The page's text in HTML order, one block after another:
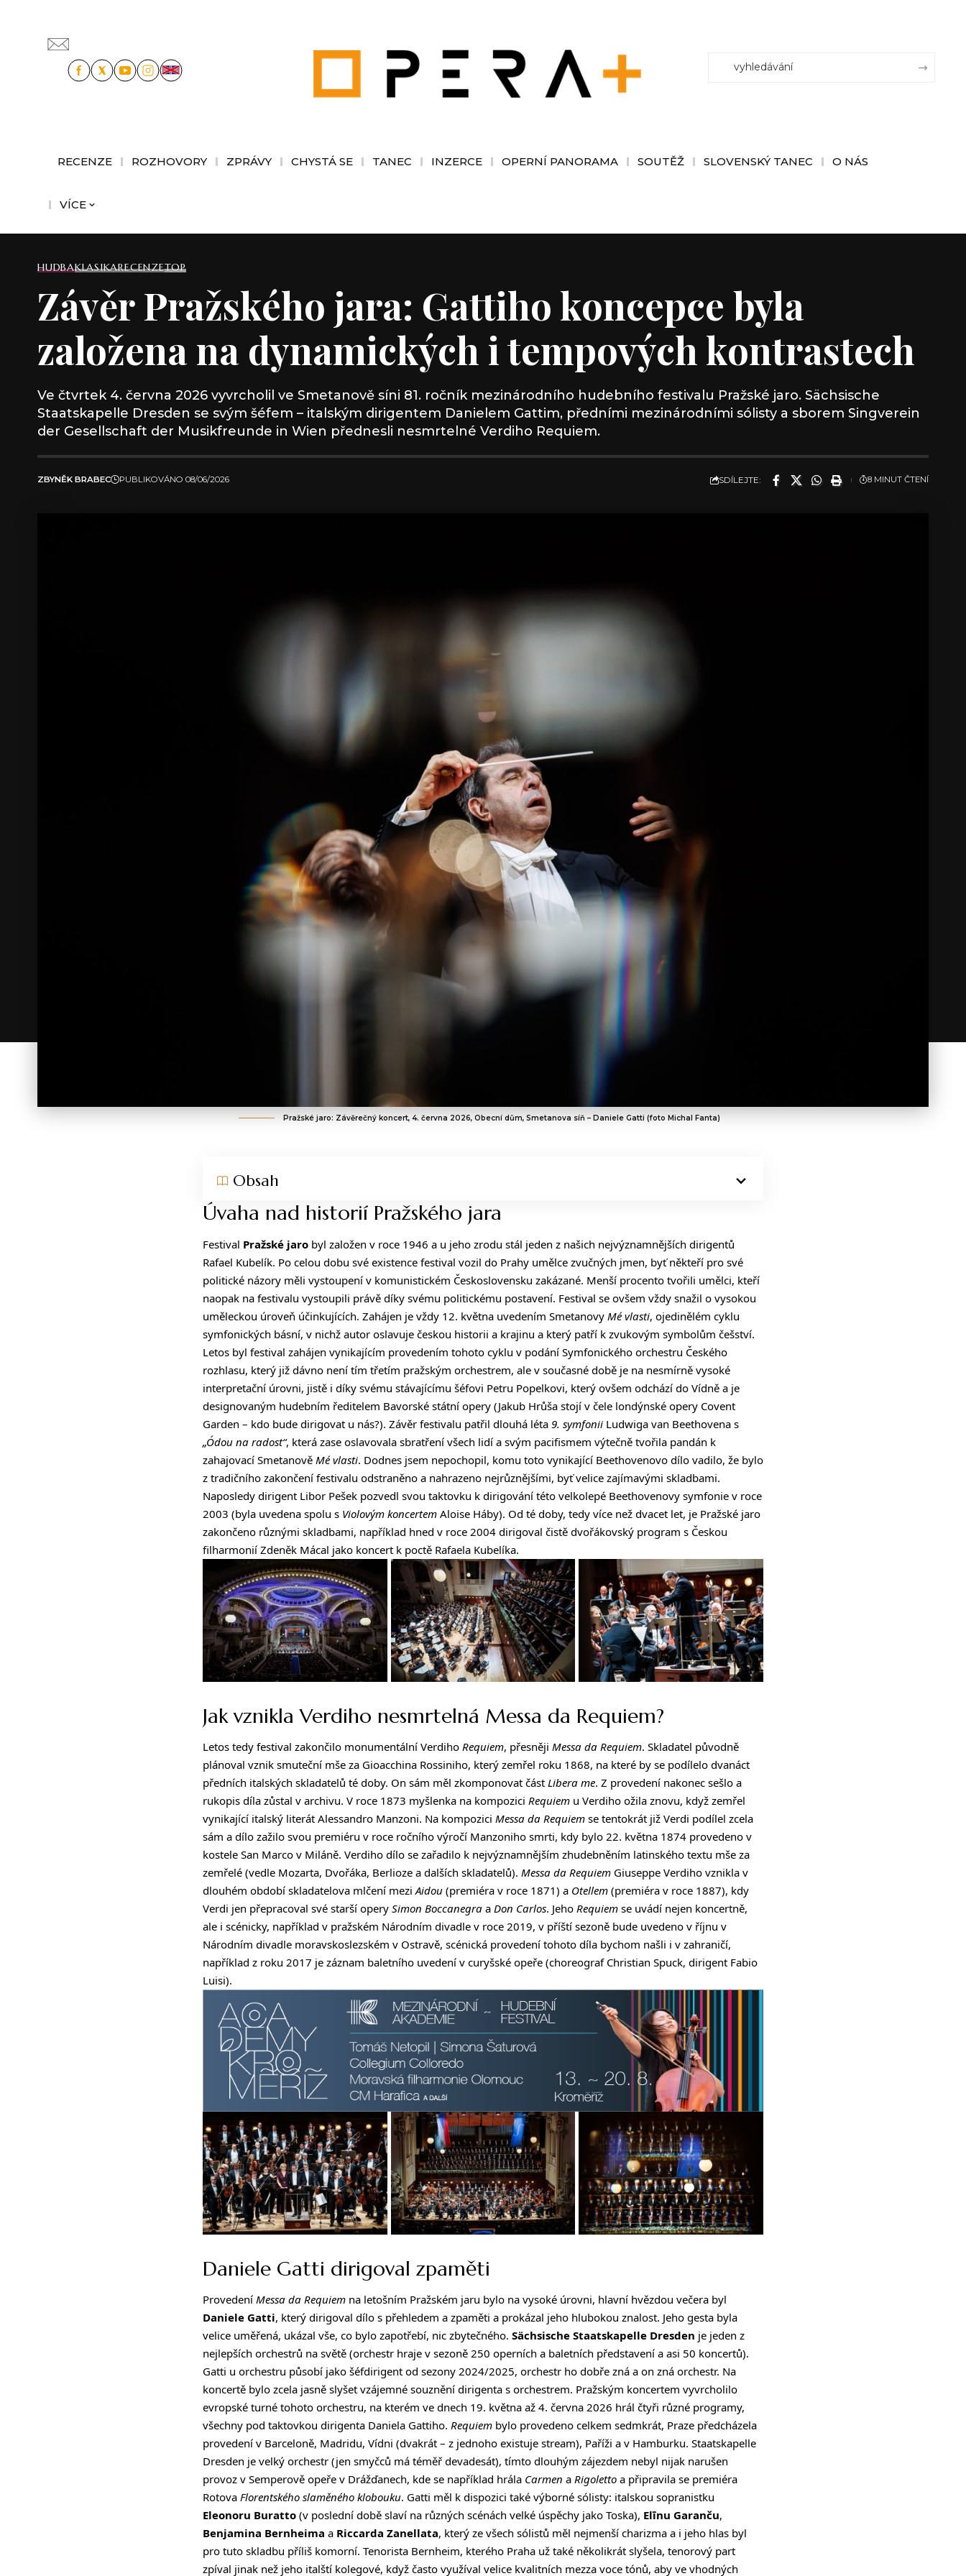
RECENZE ROZHOVORY ZPRÁVY CHYSTÁ SE TANEC INZERCE OPERNÍ PANORAMA SOUTĚŽ SLOVENSKÝ TANEC O NÁS
VÍCE
HUDBAKLASIKARECENZETOP
Závěr Pražského jara: Gattiho koncepce byla
založena na dynamických i tempových kontrastech
Ve čtvrtek 4. června 2026 vyvrcholil ve Smetanově síni 81. ročník mezinárodního hudebního festivalu Pražské jaro. Sächsische
Staatskapelle Dresden se svým šéfem – italským dirigentem Danielem Gattim, předními mezinárodními sólisty a sborem Singverein
der Gesellschaft der Musikfreunde in Wien přednesli nesmrtelné Verdiho Requiem.
ZBYNĚK BRABEC PUBLIKOVÁNO 08/06/2026 SDÍLEJTE: 8 MINUT ČTENÍ
Pražské jaro: Závěrečný koncert, 4. června 2026, Obecní dům, Smetanova síň – Daniele Gatti (foto Michal Fanta)
Obsah
Úvaha nad historií Pražského jara
Festival Pražské jaro byl založen v roce 1946 a u jeho zrodu stál jeden z našich nejvýznamnějších dirigentů
Rafael Kubelík. Po celou dobu své existence festival vozil do Prahy umělce zvučných jmen, byť někteří pro své
politické názory měli vystoupení v komunistickém Československu zakázané. Menší procento tvořili umělci, kteří
naopak na festivalu vystoupili právě díky svému politickému postavení. Festival se ovšem vždy snažil o vysokou
uměleckou úroveň účinkujících. Zahájen je vždy 12. května uvedením Smetanovy Mé vlasti, ojedinělém cyklu
symfonických básní, v nichž autor oslavuje českou historii a krajinu a který patří k zvukovým symbolům češství.
Letos byl festival zahájen vynikajícím provedením tohoto cyklu v podání Symfonického orchestru Českého
rozhlasu, který již dávno není tím třetím pražským orchestrem, ale v současné době je na nesmírně vysoké
interpretační úrovni, jistě i díky svému stávajícímu šéfovi Petru Popelkovi, který ovšem odchází do Vídně a je
designovaným hudebním ředitelem Bavorské státní opery (Jakub Hrůša stojí v čele londýnské opery Covent
Garden – kdo bude dirigovat u nás?). Závěr festivalu patřil dlouhá léta 9. symfonii Ludwiga van Beethovena s
„Ódou na radost“, která zase oslavovala sbratření všech lidí a svým pacifismem výtečně tvořila pandán k
zahajovací Smetanově Mé vlasti. Dodnes jsem nepochopil, komu toto vynikající Beethovenovo dílo vadilo, že bylo
z tradičního zakončení festivalu odstraněno a nahrazeno nejrůznějšími, byť velice zajímavými skladbami.
Naposledy dirigent Libor Pešek pozvedl svou taktovku k dirigování této velkolepé Beethovenovy symfonie v roce
2003 (byla uvedena spolu s Violovým koncertem Aloise Háby). Od té doby, tedy více než dvacet let, je Pražské jaro
zakončeno různými skladbami, například hned v roce 2004 dirigoval čistě dvořákovský program s Českou
filharmonií Zdeněk Mácal jako koncert k poctě Rafaela Kubelíka.
Jak vznikla Verdiho nesmrtelná Messa da Requiem?
Letos tedy festival zakončilo monumentální Verdiho Requiem, přesněji Messa da Requiem. Skladatel původně
plánoval vznik smuteční mše za Gioacchina Rossiniho, který zemřel roku 1868, na které by se podílelo dvanáct
předních italských skladatelů té doby. On sám měl zkomponovat část Libera me. Z provedení nakonec sešlo a
rukopis díla zůstal v archivu. V roce 1873 myšlenka na kompozici Requiem u Verdiho ožila znovu, když zemřel
vynikající italský literát Alessandro Manzoni. Na kompozici Messa da Requiem se tentokrát již Verdi podílel zcela
sám a dílo zažilo svou premiéru v roce ročního výročí Manzoniho smrti, kdy bylo 22. května 1874 provedeno v
kostele San Marco v Miláně. Verdiho dílo se zařadilo k nejvýznamnějším zhudebněním latinského textu mše za
zemřelé (vedle Mozarta, Dvořáka, Berlioze a dalších skladatelů). Messa da Requiem Giuseppe Verdiho vznikla v
dlouhém období skladatelova mlčení meziAidou (premiéra v roce 1871) a Otellem (premiéra v roce 1887), kdy
Verdi jen přepracoval své starší opery Simon Boccanegra a Don Carlos. Jeho Requiem se uvádí nejen koncertně,
ale i scénicky, například v pražském Národním divadle v roce 2019, v příští sezoně bude uvedeno v říjnu v
Národním divadle moravskoslezském v Ostravě, scénická provedení tohoto díla bychom našli i v zahraničí,
například z roku 2017 je záznam baletního uvedení v curyšské opeře (choreograf Christian Spuck, dirigent Fabio
Luisi).
Daniele Gatti dirigoval zpaměti
Provedení Messa da Requiem na letošním Pražském jaru bylo na vysoké úrovni, hlavní hvězdou večera byl
Daniele Gatti, který dirigoval dílo s přehledem a zpaměti a prokázal jeho hlubokou znalost. Jeho gesta byla
velice uměřená, ukázal vše, co bylo zapotřebí, nic zbytečného. Sächsische Staatskapelle Dresden je jeden z
nejlepších orchestrů na světě (orchestr hraje v sezoně 250 operních a baletních představení a asi 50 koncertů).
Gatti u orchestru působí jako šéfdirigent od sezony 2024/2025, orchestr ho dobře zná a on zná orchestr. Na
koncertě bylo zcela jasně slyšet vzájemné souznění dirigenta s orchestrem. Pražským koncertem vyvrcholilo
evropské turné tohoto orchestru, na kterém ve dnech 19. května až 4. června 2026 hrál čtyři různé programy,
všechny pod taktovkou dirigenta Daniela Gattiho. Requiem bylo provedeno celkem sedmkrát, Praze předcházela
provedení v Barceloně, Madridu, Vídni (dvakrát – z jednoho existuje stream), Paříži a v Hamburku. Staatskapelle
Dresden je velký orchestr (jen smyčců má téměř devadesát), tímto dlouhým zájezdem nebyl nijak narušen
provoz v Semperově opeře v Drážďanech, kde se například hrála Carmen a Rigoletto a připravila se premiéra
Rotova Florentského slaměného klobouku. Gatti měl k dispozici také výborné sólisty: italskou sopranistku
Eleonoru Buratto (v poslední době slaví na různých scénách velké úspěchy jako Toska), Elīnu Garanču,
Benjamina Bernheima a Riccarda Zanellata, který ze všech sólistů měl nejmenší charizma a i jeho hlas byl
pro tuto skladbu příliš komorní. Tenorista Bernheim, kterého Praha už také několikrát slyšela, tenorový part
zpíval jinak než jeho italští kolegové, když často využíval velice kvalitních mezza voce tónů, aby ve vhodných